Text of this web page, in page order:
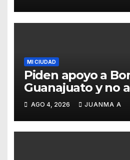
MI CIUDAD
Piden apoyo a
Guanajuato y no
auxilio de
fuerte lluvia
AGO 4, 2026 JUANMA A